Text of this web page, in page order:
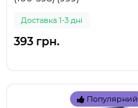
Доставка 1-3 дні
393 грн.
Популярний